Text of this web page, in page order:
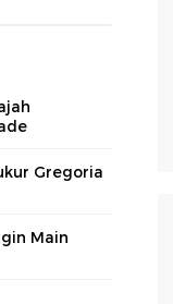
Gregoria
Main